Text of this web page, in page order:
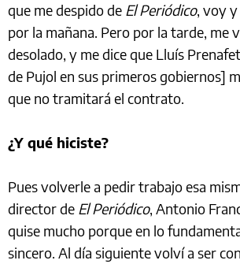
que me despido de El Periódico, voy
por la mañana. Pero por la tarde, me
desolado, y me dice que Lluís
de Pujol en sus primeros gobiernos]
que no tramitará el contrato.
¿Y qué hiciste?
Pues volverle a pedir trabajo esa
director de El Periódico, Antonio
quise mucho porque en lo
sincero. Al día siguiente volví a ser